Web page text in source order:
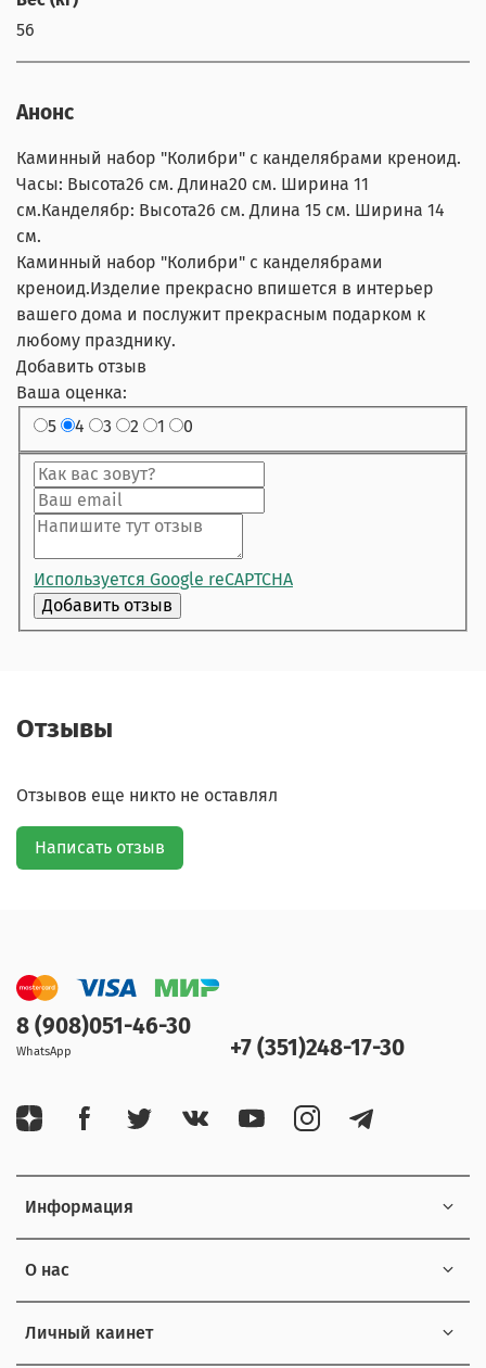
56
Анонс
Каминный набор "Колибри" с канделябрами креноид.
Часы: Высота26 см. Длина20 см. Ширина 11
см.Канделябр: Высота26 см. Длина 15 см. Ширина 14
см.
Каминный набор "Колибри" с канделябрами
креноид.Изделие прекрасно впишется в интерьер
вашего дома и послужит прекрасным подарком к
любому празднику.
Добавить отзыв
Ваша оценка:
5
4 3 2 1 0
Используется Google reCAPTCHA
Отзывы
Отзывов еще никто не оставлял
Написать отзыв
Информация
О нас
Личный каинет
8 (908)051-46-30
WhatsApp +7 (351)248-17-30